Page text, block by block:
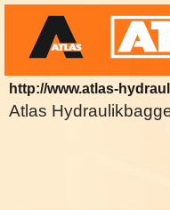
http://www.atlas-
Atlas